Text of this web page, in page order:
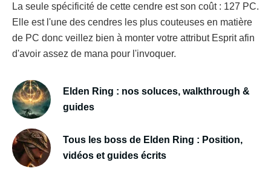
La seule spécificité de cette cendre est son coût : 127 PC.
Elle est l'une des cendres les plus couteuses en matière
de PC donc veillez bien à monter votre attribut Esprit afin
d'avoir assez de mana pour l'invoquer.
Elden Ring : nos soluces, walkthrough &
guides
Tous les boss de Elden Ring : Position,
vidéos et guides écrits